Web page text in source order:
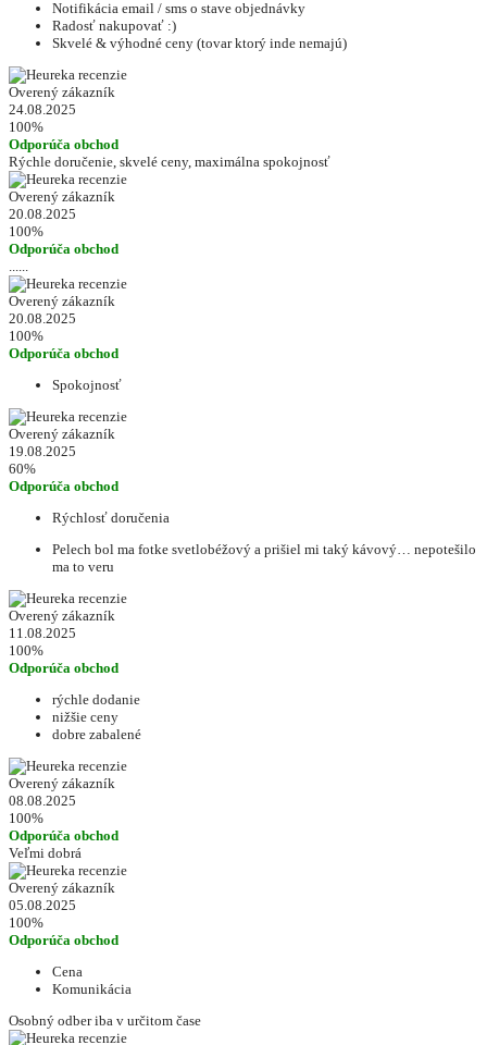
Notifikácia email / sms o stave objednávky
Radosť nakupovať :)
Skvelé & výhodné ceny (tovar ktorý inde nemajú)
Overený zákazník
24.08.2025
100%
Odporúča obchod
Rýchle doručenie, skvelé ceny, maximálna spokojnosť
Overený zákazník
20.08.2025
100%
Odporúča obchod
Overený zákazník
20.08.2025
100%
Odporúča obchod
Spokojnosť
Overený zákazník
19.08.2025
60%
Odporúča obchod
Rýchlosť doručenia
Pelech bol ma fotke svetlobéžový a prišiel mi taký kávový… nepotešilo
ma to veru
Overený zákazník
11.08.2025
100%
Odporúča obchod
rýchle dodanie
nižšie ceny
dobre zabalené
Overený zákazník
08.08.2025
100%
Odporúča obchod
Veľmi dobrá
Overený zákazník
05.08.2025
100%
Odporúča obchod
Cena
Komunikácia
Osobný odber iba v určitom čase